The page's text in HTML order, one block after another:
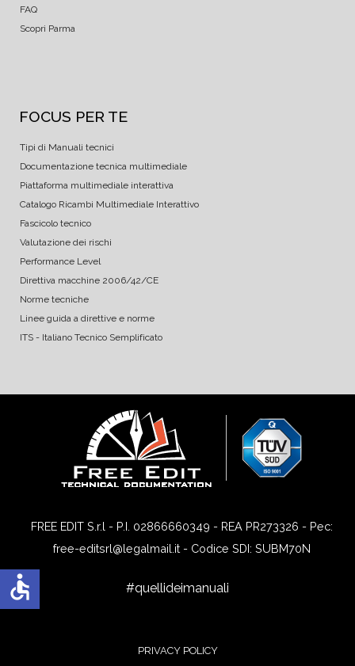
FAQ
Scopri Parma
FOCUS PER TE
Tipi di Manuali tecnici
Documentazione tecnica multimediale
Piattaforma multimediale interattiva
Catalogo Ricambi Multimediale Interattivo
Fascicolo tecnico
Valutazione dei rischi
Performance Level
Direttiva macchine 2006/42/CE
Norme tecniche
Linee guida a direttive e norme
ITS - Italiano Tecnico Semplificato
FREE EDIT S.r.l - P.I. 02866660349 - REA PR273326 - Pec:
free-editsrl@legalmail.it - Codice SDI: SUBM70N
#quellideimanuali
PRIVACY POLICY
accessible